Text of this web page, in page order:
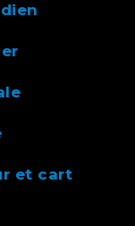
et cart